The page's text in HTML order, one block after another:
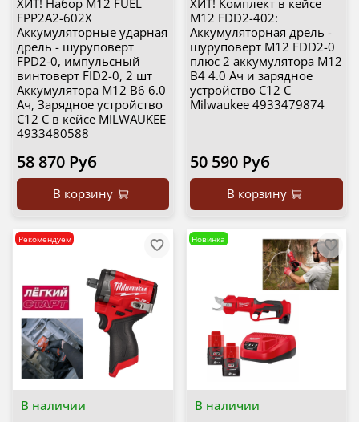
ХИТ! Набор M12 FUEL
FPP2A2-602X
Аккумуляторные ударная
дрель - шуруповерт
FPD2-0, импульсный
винтоверт FID2-0, 2 шт
Аккумулятора M12 B6 6.0
Ач, Зарядное устройство
C12 C в кейсе MILWAUKEE
4933480588
58 870 Руб
В корзину
ХИТ! Комплект в кейсе
M12 FDD2-402:
Аккумуляторная дрель -
шуруповерт M12 FDD2-0
плюс 2 аккумулятора M12
B4 4.0 Ач и зарядное
устройство C12 C
Milwaukee 4933479874
50 590 Руб
В корзину
В наличии
Рекомендуем
В наличии
Новинка